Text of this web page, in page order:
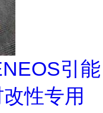
引能
性专用